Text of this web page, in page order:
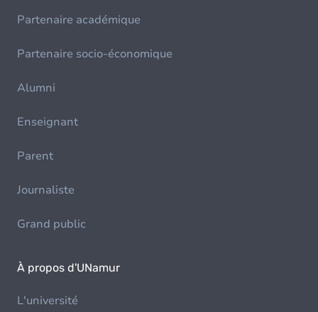
Partenaire académique
Partenaire socio-économique
Alumni
Enseignant
Parent
Journaliste
Grand public
À propos d'UNamur
L'université